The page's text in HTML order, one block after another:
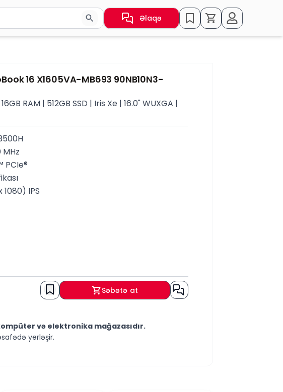
düyməsini basın və ya nəticələr arasında keçid etmək üçün ox
Əlaqə
16 X1605VA-MB693 90NB10N3-
RAM | 512GB SSD | Iris Xe | 16.0" WUXGA |
MHz
PCIe®
1080) IPS
Səbətə at
və elektronika mağazasıdır.
yerləşir.
yaza bilərsiniz.